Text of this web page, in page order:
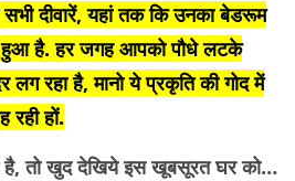
दीवारें, यहां तक कि उनका बेडरूम
हुआ है. हर जगह आपको पौधे लटके
लग रहा है, मानो ये प्रकृति की गोद में
रही हों.
है, तो खुद देखिये इस खूबसूरत घर को…